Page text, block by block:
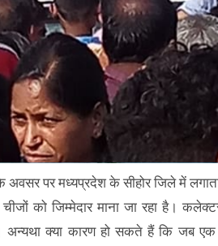
के अवसर पर मध्यप्रदेश के सीहोर जिले में
को जिम्मेदार माना जा रहा है।
अन्यथा क्या कारण हो सकते हैं कि जब